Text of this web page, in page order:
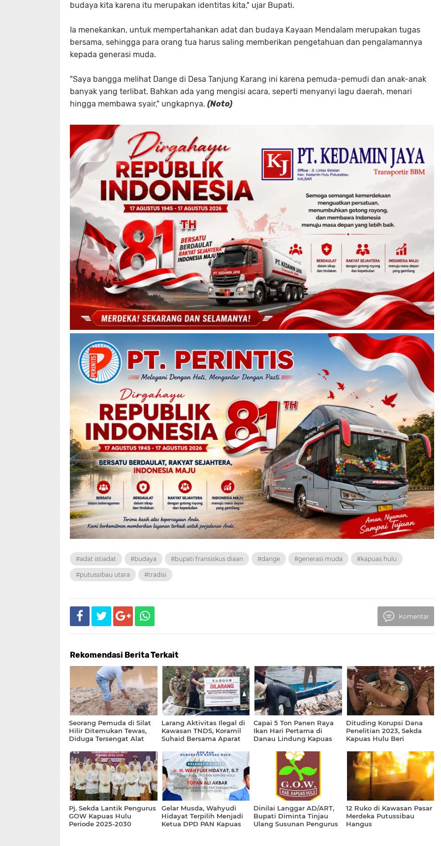
budaya kita karena itu merupakan identitas kita," ujar Bupati.
Ia menekankan, untuk mempertahankan adat dan budaya Kayaan Mendalam merupakan tugas
bersama, sehingga para orang tua harus saling memberikan pengetahuan dan pengalamannya
kepada generasi muda.
"Saya bangga melihat Dange di Desa Tanjung Karang ini karena pemuda-pemudi dan anak-anak
banyak yang terlibat. Bahkan ada yang mengisi acara, seperti menyanyi lagu daerah, menari
hingga membawa syair," ungkapnya. (Noto)
#adat istiadat #budaya #bupati fransiskus diaan #dange #generasi muda #kapuas hulu
#putussibau utara #tradisi
Komentar
Rekomendasi Berita Terkait
Seorang Pemuda di Silat
Hilir Ditemukan Tewas,
Diduga Tersengat Alat
Larang Aktivitas Ilegal di
Kawasan TNDS, Koramil
Suhaid Bersama Aparat
Larangan dan Himbauan
Capai 5 Ton Panen Raya
Ikan Hari Pertama di
Danau Lindung Kapuas
Dituding Korupsi Dana
Penelitian 2023, Sekda
Kapuas Hulu Beri
Pj. Sekda Lantik Pengurus
GOW Kapuas Hulu
Periode 2025-2030
Gelar Musda, Wahyudi
Hidayat Terpilih Menjadi
Ketua DPD PAN Kapuas
Dinilai Langgar AD/ART,
Bupati Diminta Tinjau
Ulang Susunan Pengurus
12 Ruko di Kawasan Pasar
Merdeka Putussibau
Hangus